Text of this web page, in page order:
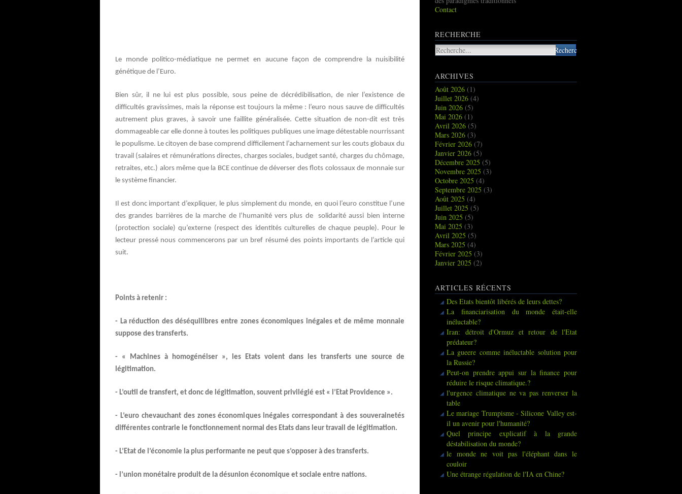
Le monde politico-médiatique ne permet en aucune façon de comprendre la nuisibilité
génétique de l’Euro.
Bien sûr, il ne lui est plus possible, sous peine de décrédibilisation, de nier l’existence de
difficultés gravissimes, mais la réponse est toujours la même : l’euro nous sauve de difficultés
autrement plus graves, à savoir une faillite généralisée. Cette situation de non-dit est très
dommageable car elle donne à toutes les politiques publiques une image détestable nourrissant
le populisme. Le citoyen de base comprend difficilement l’acharnement sur les couts globaux du
travail (salaires et rémunérations directes, charges sociales, budget santé, charges du chômage,
retraites, etc.) alors même que la BCE continue de déverser des flots colossaux de monnaie sur
le système financier.
Il est donc important d’expliquer, le plus simplement du monde, en quoi l’euro constitue l’une
des grandes barrières de la marche de l’humanité vers plus de solidarité aussi bien interne
(protection sociale) qu’externe (respect des identités culturelles de chaque peuple). Pour le
lecteur pressé nous commencerons par un bref résumé des points importants de l’article qui
suit.
Points à retenir :
- La réduction des déséquilibres entre zones économiques inégales et de même monnaie
suppose des transferts.
- « Machines à homogénéiser », les Etats voient dans les transferts une source de
légitimation.
- L’outil de transfert, et donc de légitimation, souvent privilégié est « l’Etat Providence ».
- L’euro chevauchant des zones économiques inégales correspondant à des souverainetés
différentes contrarie le fonctionnement normal des Etats dans leur travail de légitimation.
- L’Etat de l’économie la plus performante ne peut que s’opposer à des transferts.
- l’union monétaire produit de la désunion économique et sociale entre nations.
Contact
RECHERCHE
ARCHIVES
Août 2026 (1)
Juillet 2026 (4)
Juin 2026 (5)
Mai 2026 (1)
Avril 2026 (5)
Mars 2026 (3)
Février 2026 (7)
Janvier 2026 (5)
Décembre 2025 (5)
Novembre 2025 (3)
Octobre 2025 (4)
Septembre 2025 (3)
Août 2025 (4)
Juillet 2025 (5)
Juin 2025 (5)
Mai 2025 (3)
Avril 2025 (5)
Mars 2025 (4)
Février 2025 (3)
Janvier 2025 (2)
ARTICLES RÉCENTS
Des Etats bientôt libérés de leurs dettes?
La financiarisation du monde était-elle
inéluctable?
Iran: détroit d'Ormuz et retour de l'Etat
prédateur?
La gueere comme inéluctable solution pour
la Russie?
Peut-on prendre appui sur la finance pour
réduire le risque climatique.?
l'urgence climatique ne va pas renverser la
table
Le mariage Trumpisme - Silicone Valley est-
il un avenir pour l'humanité?
Quel principe explicatif à la grande
déstabilisation du monde?
le monde ne voit pas l'éléphant dans le
couloir
Une étrange régulation de l'IA en Chine?